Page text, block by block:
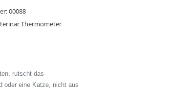
00088
Thermometer
rutscht das
oder eine Katze, nicht aus